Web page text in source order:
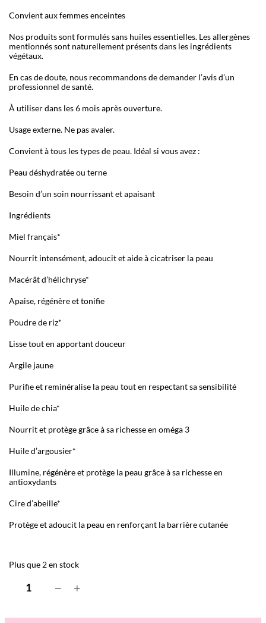
Convient aux femmes enceintes
Nos produits sont formulés sans huiles essentielles. Les allergènes
mentionnés sont naturellement présents dans les ingrédients
végétaux.
En cas de doute, nous recommandons de demander l’avis d’un
professionnel de santé.
À utiliser dans les 6 mois après ouverture.
Usage externe. Ne pas avaler.
Convient à tous les types de peau. Idéal si vous avez :
Peau déshydratée ou terne
Besoin d’un soin nourrissant et apaisant
Ingrédients
Miel français*
Nourrit intensément, adoucit et aide à cicatriser la peau
Macérât d’hélichryse*
Apaise, régénère et tonifie
Poudre de riz*
Lisse tout en apportant douceur
Argile jaune
Purifie et reminéralise la peau tout en respectant sa sensibilité
Huile de chia*
Nourrit et protège grâce à sa richesse en oméga 3
Huile d’argousier*
Illumine, régénère et protège la peau grâce à sa richesse en
antioxydants
Cire d’abeille*
Protège et adoucit la peau en renforçant la barrière cutanée
Plus que 2 en stock
− +